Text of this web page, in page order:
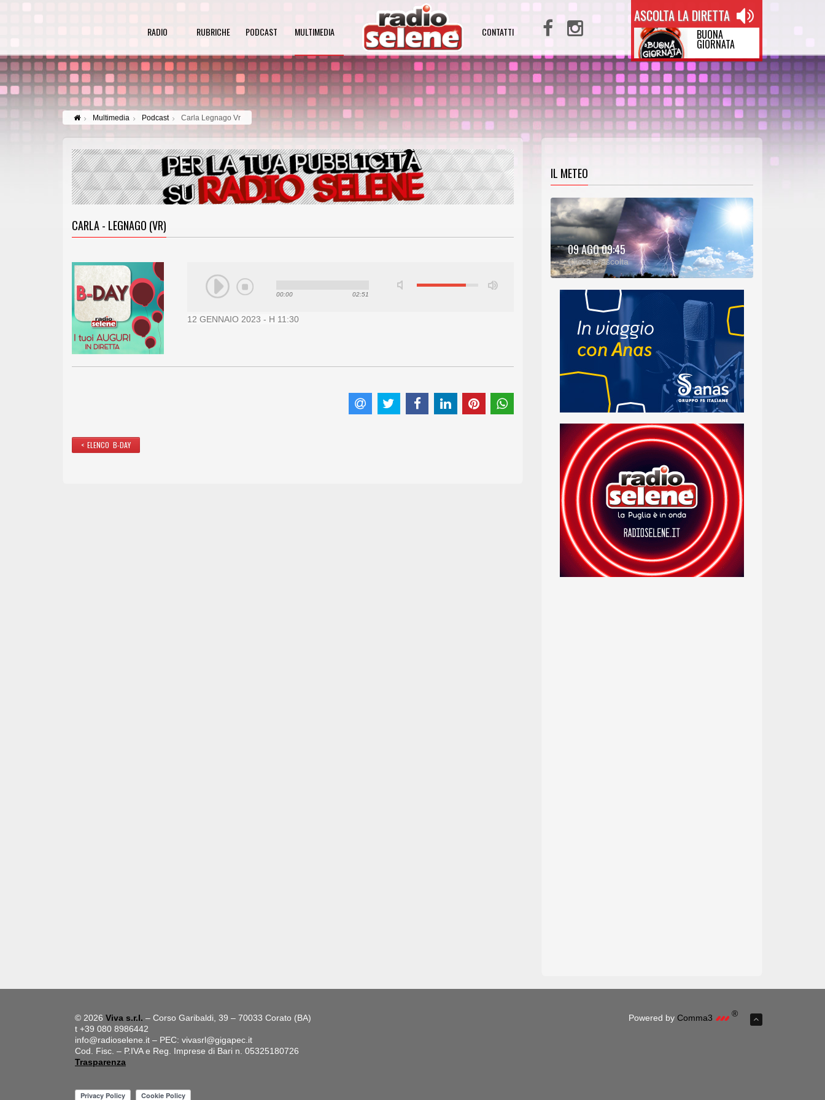
RADIO RUBRICHE PODCAST MULTIMEDIA CONTATTI
ASCOLTA LA DIRETTA
BUONA
GIORNATA
Multimedia Podcast Carla Legnago Vr
CARLA - LEGNAGO (VR)
00:00 02:51
12 GENNAIO 2023 - H 11:30
< ELENCO B-DAY
IL METEO
09 AGO 09:45
Clicca e ascolta
METEO:
00:00
00:25
© 2026 Viva s.r.l. – Corso Garibaldi, 39 – 70033 Corato (BA)
t +39 080 8986442
info@radioselene.it – PEC: vivasrl@gigapec.it
Cod. Fisc. – P.IVA e Reg. Imprese di Bari n. 05325180726
Trasparenza
Powered by Comma3 ®